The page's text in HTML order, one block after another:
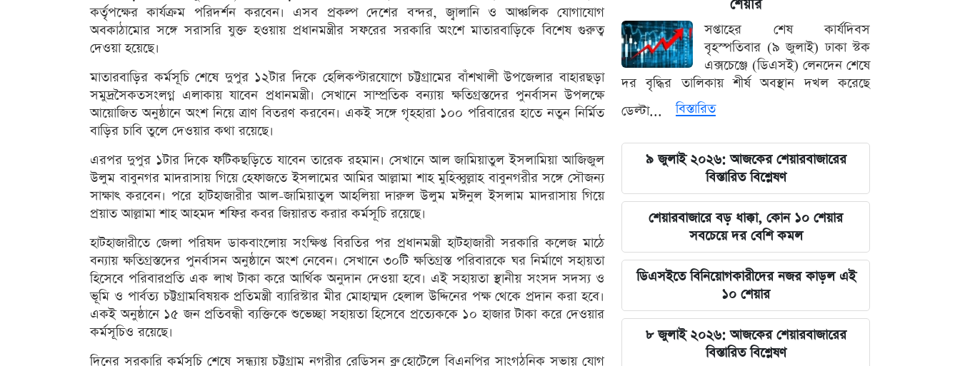
কর্তৃপক্ষের কার্যক্রম পরিদর্শন করবেন। এসব প্রকল্প দেশের বন্দর, জ্বালানি ও আঞ্চলিক যোগাযোগ
অবকাঠামোর সঙ্গে সরাসরি যুক্ত হওয়ায় প্রধানমন্ত্রীর সফরের সরকারি অংশে মাতারবাড়িকে বিশেষ গুরুত্ব
দেওয়া হয়েছে।
মাতারবাড়ির কর্মসূচি শেষে দুপুর ১২টার দিকে হেলিকপ্টারযোগে চট্টগ্রামের বাঁশখালী উপজেলার বাহারছড়া
সমুদ্রসৈকতসংলগ্ন এলাকায় যাবেন প্রধানমন্ত্রী। সেখানে সাম্প্রতিক বন্যায় ক্ষতিগ্রস্তদের পুনর্বাসন উপলক্ষে
আয়োজিত অনুষ্ঠানে অংশ নিয়ে ত্রাণ বিতরণ করবেন। একই সঙ্গে গৃহহারা ১০০ পরিবারের হাতে নতুন নির্মিত
বাড়ির চাবি তুলে দেওয়ার কথা রয়েছে।
এরপর দুপুর ১টার দিকে ফটিকছড়িতে যাবেন তারেক রহমান। সেখানে আল জামিয়াতুল ইসলামিয়া আজিজুল
উলুম বাবুনগর মাদরাসায় গিয়ে হেফাজতে ইসলামের আমির আল্লামা শাহ মুহিব্বুল্লাহ বাবুনগরীর সঙ্গে সৌজন্য
সাক্ষাৎ করবেন। পরে হাটহাজারীর আল-জামিয়াতুল আহলিয়া দারুল উলুম মঈনুল ইসলাম মাদরাসায় গিয়ে
প্রয়াত আল্লামা শাহ আহমদ শফির কবর জিয়ারত করার কর্মসূচি রয়েছে।
হাটহাজারীতে জেলা পরিষদ ডাকবাংলোয় সংক্ষিপ্ত বিরতির পর প্রধানমন্ত্রী হাটহাজারী সরকারি কলেজ মাঠে
বন্যায় ক্ষতিগ্রস্তদের পুনর্বাসন অনুষ্ঠানে অংশ নেবেন। সেখানে ৩০টি ক্ষতিগ্রস্ত পরিবারকে ঘর নির্মাণে সহায়তা
হিসেবে পরিবারপ্রতি এক লাখ টাকা করে আর্থিক অনুদান দেওয়া হবে। এই সহায়তা স্থানীয় সংসদ সদস্য ও
ভূমি ও পার্বত্য চট্টগ্রামবিষয়ক প্রতিমন্ত্রী ব্যারিস্টার মীর মোহাম্মদ হেলাল উদ্দিনের পক্ষ থেকে প্রদান করা হবে।
একই অনুষ্ঠানে ১৫ জন প্রতিবন্ধী ব্যক্তিকে শুভেচ্ছা সহায়তা হিসেবে প্রত্যেককে ১০ হাজার টাকা করে দেওয়ার
কর্মসূচিও রয়েছে।
দিনের সরকারি কর্মসূচি শেষে সন্ধ্যায় চট্টগ্রাম নগরীর রেডিসন ব্লু হোটেলে বিএনপির সাংগঠনিক সভায় যোগ
ফ্যাসিবাদবিরোধী সব শক্তির জাতীয় ঐক্য
বজায় রাখা এখন সময়ের দাবি: মাহদী
আমিন
ইতিহাসের মালিকানা কারও একার নয়, ৫
রহমান লিটল
দেবিদ্বার ম্যানেজিং কমিটির সভাপতি
নির্বাচিত মিজানুর রহমান মাস্টার
জুলাইয়ের চেতনাকে হৃদয়ে ধারণ করতে
হবে, যেন তা হারিয়ে না যায়: ভারপ্রাপ্ত
রাষ্ট্রপতি
ভারত সরকারের আলটিমেটামের মুখে
নতিস্বীকার, ভুল স্বীকার করল মেটা
শেয়ার
সপ্তাহের শেষ কার্যদিবস
বৃহস্পতিবার (৯ জুলাই) ঢাকা স্টক
এক্সচেঞ্জে (ডিএসই) লেনদেন শেষে
দর বৃদ্ধির তালিকায় শীর্ষ অবস্থান দখল করেছে
ডেল্টা...
বিস্তারিত
৯ জুলাই ২০২৬: আজকের শেয়ারবাজারের
বিস্তারিত বিশ্লেষণ
শেয়ারবাজারে বড় ধাক্কা, কোন ১০ শেয়ার
সবচেয়ে দর বেশি কমল
ডিএসইতে বিনিয়োগকারীদের নজর কাড়ল এই
১০ শেয়ার
৮ জুলাই ২০২৬: আজকের শেয়ারবাজারের
বিস্তারিত বিশ্লেষণ